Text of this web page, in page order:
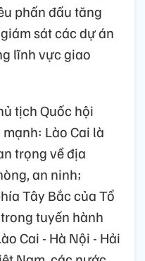
phấn đấu tăng
sát các dự án
lĩnh vực giao
tịch Quốc hội
Lào Cai là
trọng về địa
an ninh;
Tây Bắc của Tổ
tuyến hành
Cai - Hà Nội - Hải